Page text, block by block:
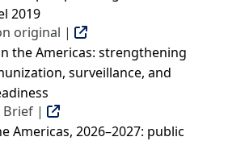
2019
original |
the Americas: strengthening
surveillance, and
Brief |
Americas, 2026–2027: public